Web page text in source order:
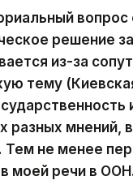
вопрос
решение
из-за
тему
разных мнений,
Тем не менее
моей речи в ООН